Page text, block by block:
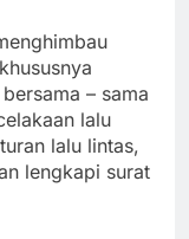
– sama
lalu
lalu lintas,
lengkapi surat